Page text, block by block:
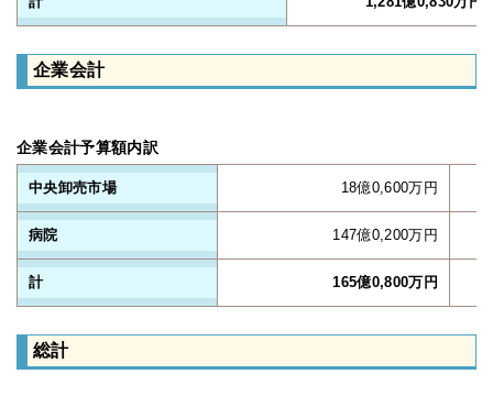
企業会計
企業会計予算額内訳
中央卸売市場 18億0,600万円
病院 147億0,200万円
計 165億0,800万円
総計